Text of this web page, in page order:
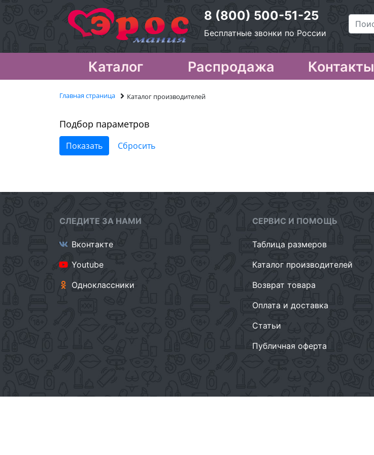
8 (800) 500-51-25
Бесплатные звонки по России
Каталог Распродажа Контакты
Главная страница Каталог производителей
Подбор параметров
СЛЕДИТЕ ЗА НАМИ
Вконтакте
Youtube
Одноклассники
СЕРВИС И ПОМОЩЬ
Таблица размеров
Каталог производителей
Возврат товара
Оплата и доставка
Статьи
Публичная оферта